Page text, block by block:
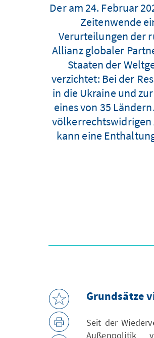
Der am 24. Februar
Zeitenwende
Verurteilungen der
Allianz globaler
Staaten der
verzichtet: Bei der
in die Ukraine und
eines von 35
völkerrechtswidrigen
kann eine
Grundsätze
Seit der
Außenpolitik